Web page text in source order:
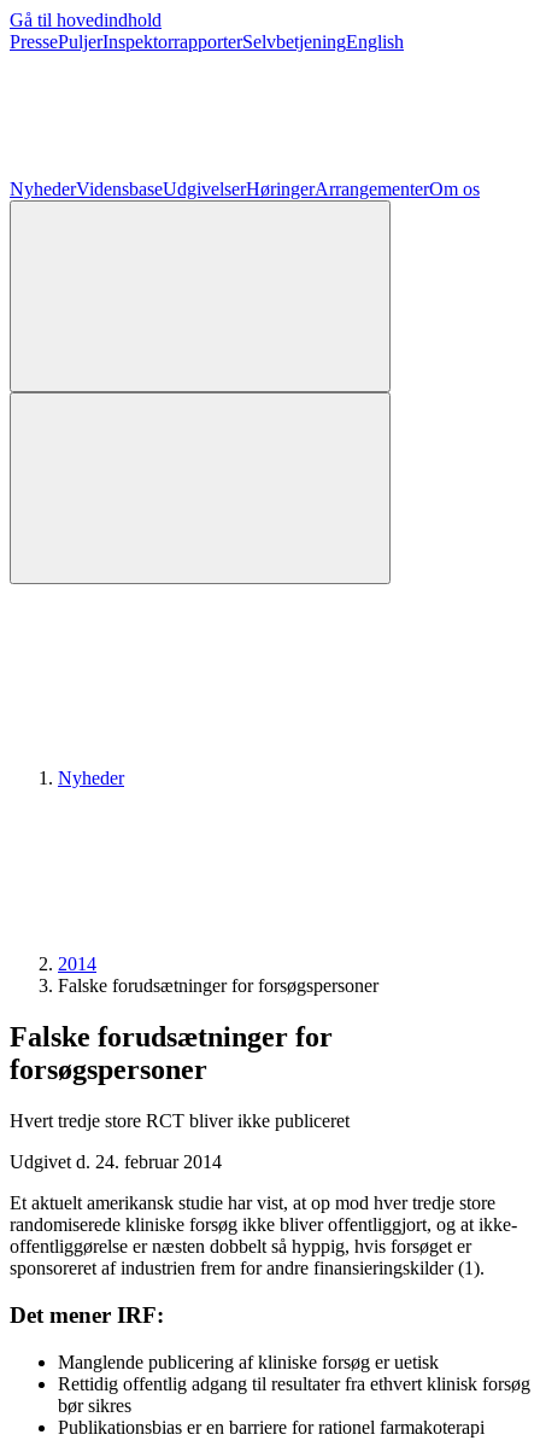
Gå til hovedindhold
PressePuljerInspektorrapporterSelvbetjeningEnglish
NyhederVidensbaseUdgivelserHøringerArrangementerOm os
Nyheder
2014
Falske forudsætninger for forsøgspersoner
Falske forudsætninger for
forsøgspersoner
Hvert tredje store RCT bliver ikke publiceret
Udgivet d. 24. februar 2014
Et aktuelt amerikansk studie har vist, at op mod hver tredje store
randomiserede kliniske forsøg ikke bliver offentliggjort, og at ikke-
offentliggørelse er næsten dobbelt så hyppig, hvis forsøget er
sponsoreret af industrien frem for andre finansieringskilder (1).
Det mener IRF:
Manglende publicering af kliniske forsøg er uetisk
Rettidig offentlig adgang til resultater fra ethvert klinisk forsøg
bør sikres
Publikationsbias er en barriere for rationel farmakoterapi